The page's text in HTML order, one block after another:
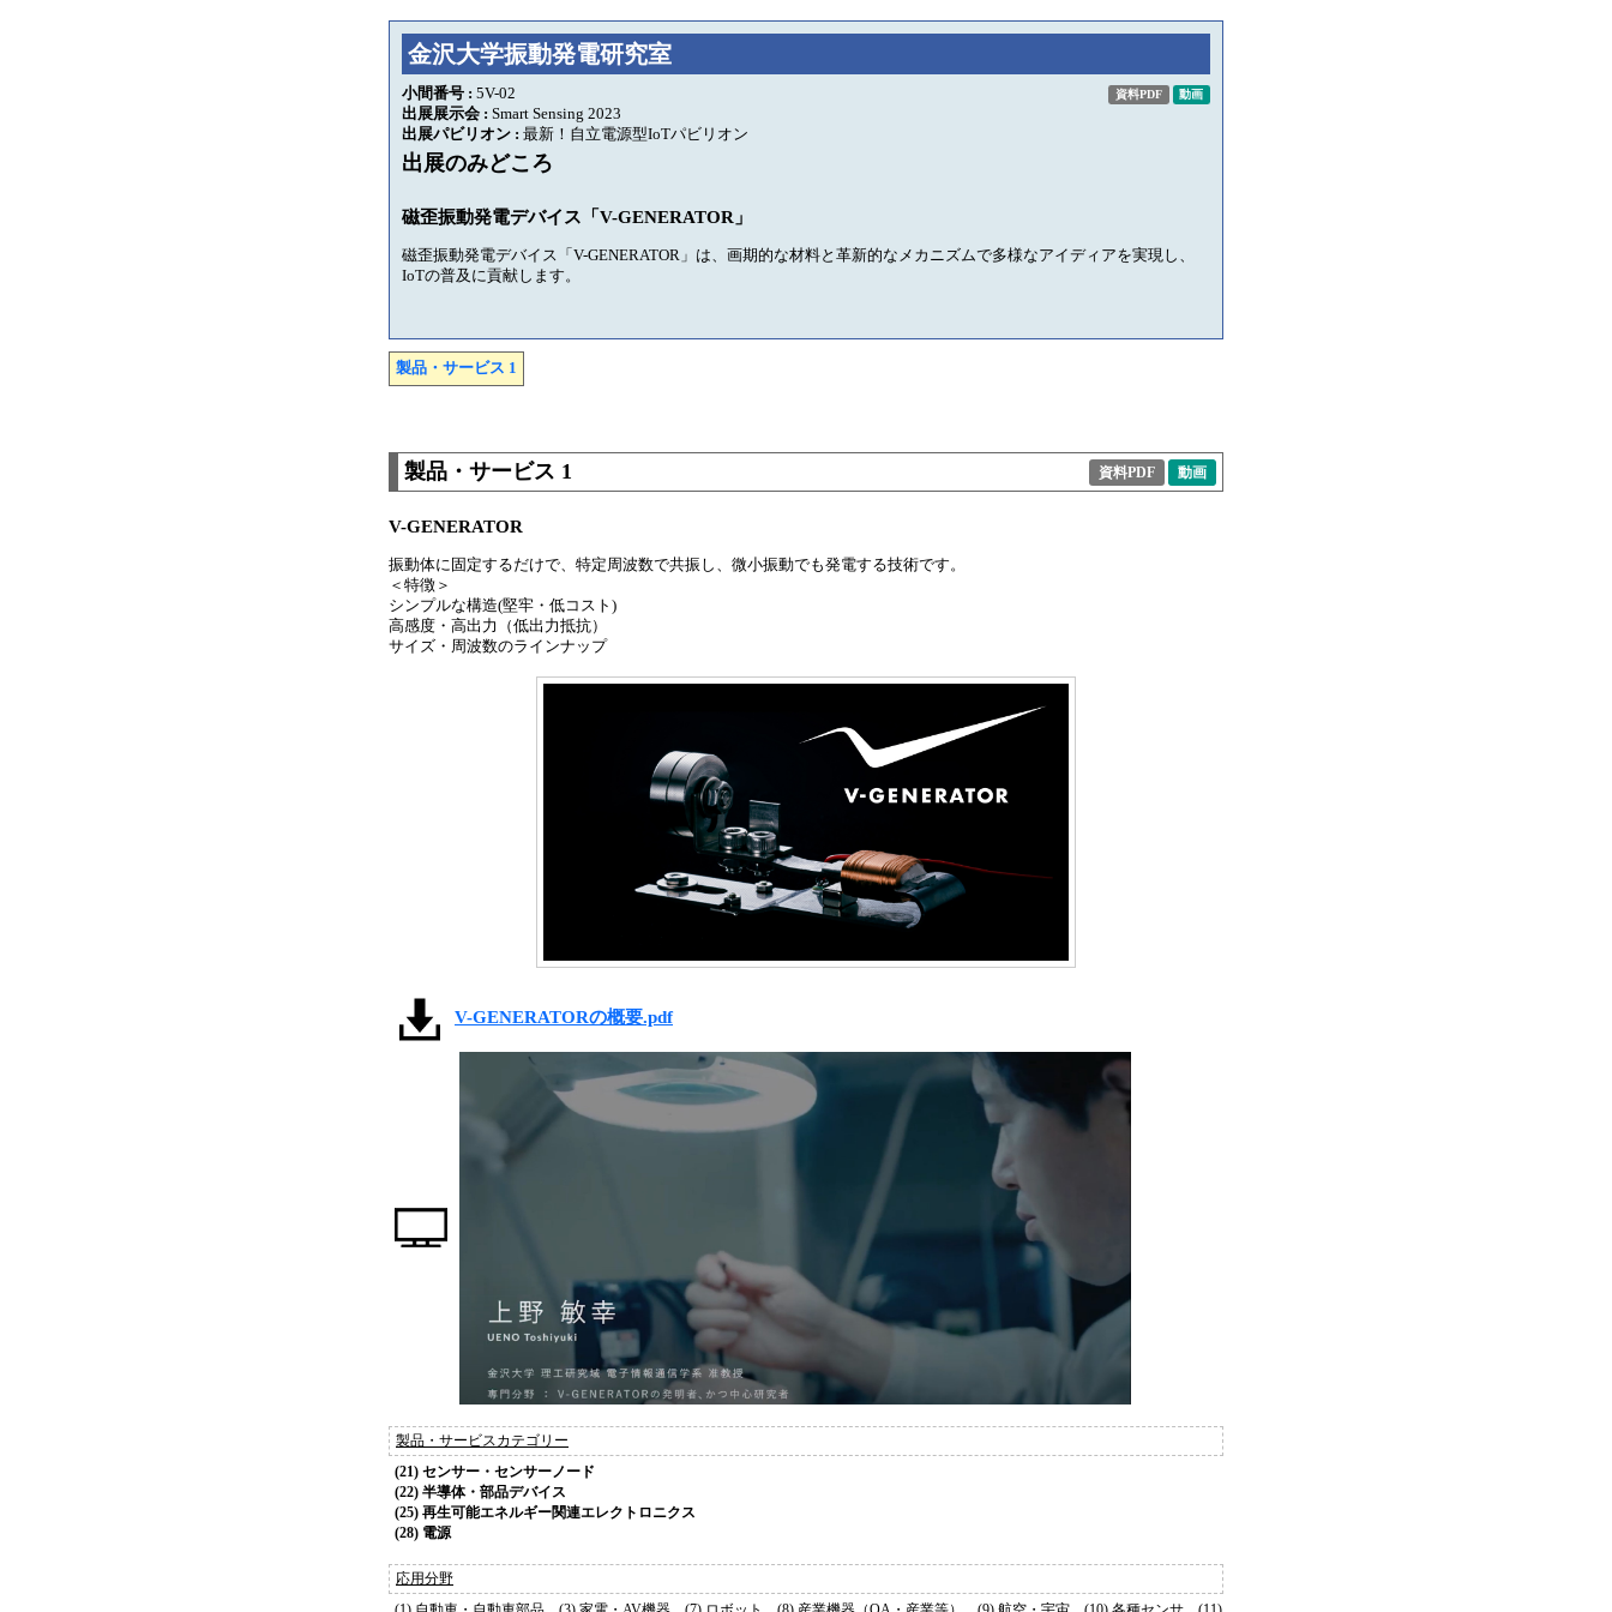
金沢大学振動発電研究室
資料PDF 動画
小間番号 : 5V-02
出展展示会 : Smart Sensing 2023
出展パビリオン : 最新！自立電源型IoTパビリオン
出展のみどころ
磁歪振動発電デバイス「V-GENERATOR」
磁歪振動発電デバイス「V-GENERATOR」は、画期的な材料と革新的なメカニズムで多様なアイディアを実現し、
IoTの普及に貢献します。
製品・サービス 1
製品・サービス 1 動画
資料PDF
V-GENERATOR
振動体に固定するだけで、特定周波数で共振し、微小振動でも発電する技術です。
＜特徴＞
シンプルな構造(堅牢・低コスト)
高感度・高出力（低出力抵抗）
サイズ・周波数のラインナップ
V-GENERATORの概要.pdf
製品・サービスカテゴリー
(21) センサー・センサーノード
(22) 半導体・部品デバイス
(25) 再生可能エネルギー関連エレクトロニクス
(28) 電源
応用分野